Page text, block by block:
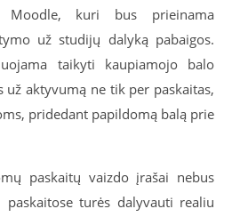
Moodle, kuri bus prieinama
už studijų dalyką pabaigos.
taikyti kaupiamojo balo
už aktyvumą ne tik per paskaitas,
pridedant papildomą balą prie
paskaitų vaizdo įrašai nebus
turės dalyvauti realiu